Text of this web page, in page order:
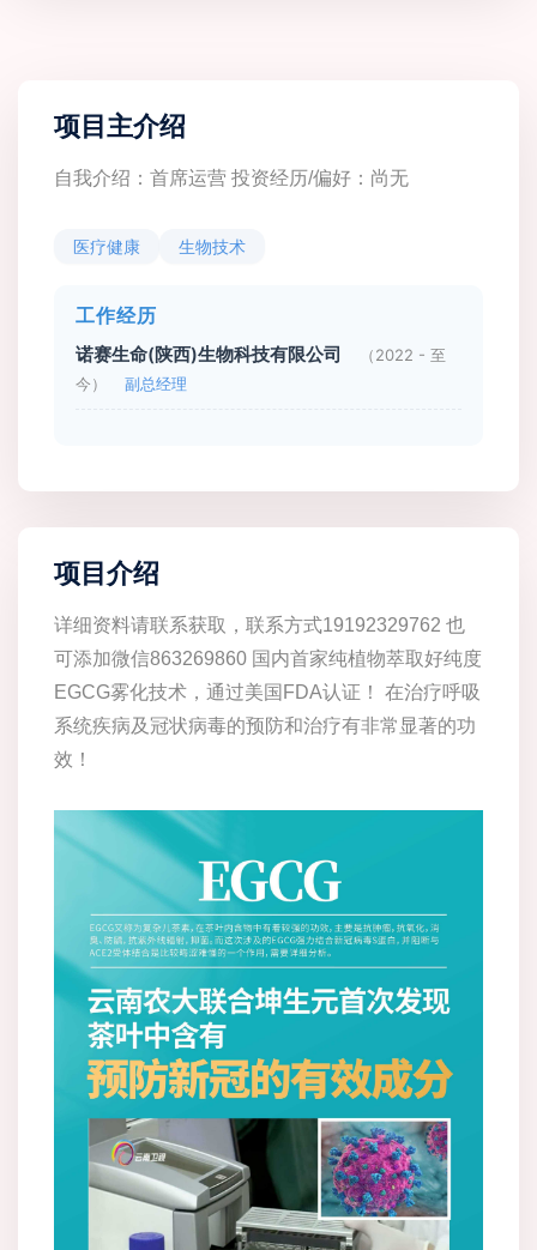
项目主介绍
自我介绍：首席运营 投资经历/偏好：尚无
医疗健康 生物技术
工作经历
诺赛生命(陕西)生物科技有限公司
（2022 - 至
今）
副总经理
项目介绍
详细资料请联系获取，联系方式19192329762 也
可添加微信863269860 国内首家纯植物萃取好纯度
EGCG雾化技术，通过美国FDA认证！ 在治疗呼吸
系统疾病及冠状病毒的预防和治疗有非常显著的功
效！